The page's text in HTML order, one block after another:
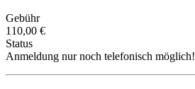
Gebühr
110,00 €
Status
Anmeldung nur noch telefonisch möglich!